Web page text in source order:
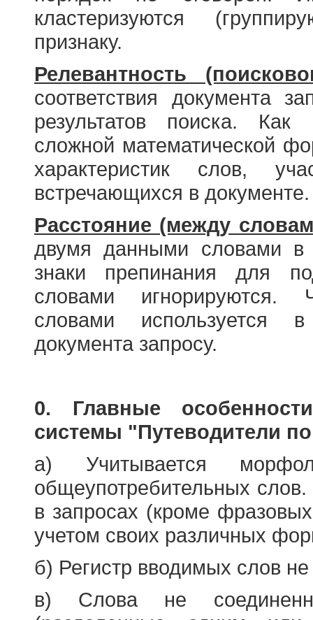
кластеризуются
признаку.
Релевантность
соответствия документа
результатов поиска.
сложной математической
характеристик слов,
встречающихся в документе.
Расстояние (между
двумя данными словами в
знаки препинания для
словами игнорируются.
словами используется в
документа запросу.
0. Главные
системы "Путеводители
а) Учитывается
общеупотребительных
в запросах (кроме
учетом своих различных
б) Регистр вводимых слов
в) Слова не